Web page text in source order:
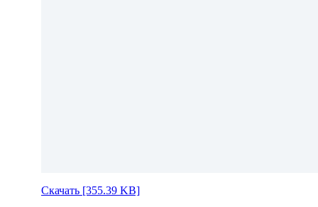
Скачать [355.39 KB]